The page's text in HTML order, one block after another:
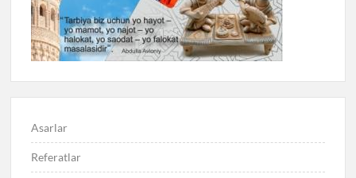
Asarlar
Referatlar